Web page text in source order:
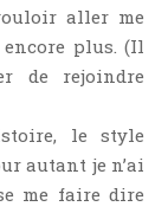
aller me
plus. (Il
de rejoindre
le style
autant je n’ai
me faire dire